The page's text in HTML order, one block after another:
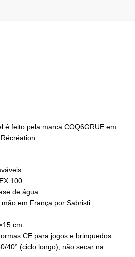
é feito pela marca COQ6GRUE em
100
de água
em França por Sabristi
cm
CE para jogos e brinquedos
40° (ciclo longo), não secar na